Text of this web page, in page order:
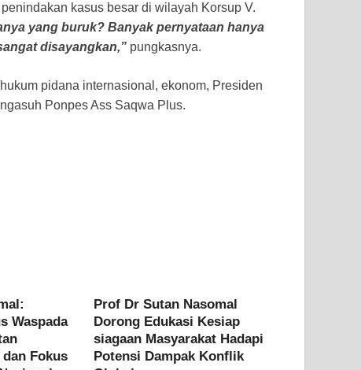
kasus besar di wilayah Korsup V.
yang buruk? Banyak pernyataan hanya
disayangkan,” pungkasnya.
pidana internasional, ekonom, Presiden
Ponpes Ass Saqwa Plus.
Waspada
Fokus
Prof Dr Sutan Nasomal
Dorong Edukasi Kesiap
siagaan Masyarakat Hadapi
Potensi Dampak Konflik